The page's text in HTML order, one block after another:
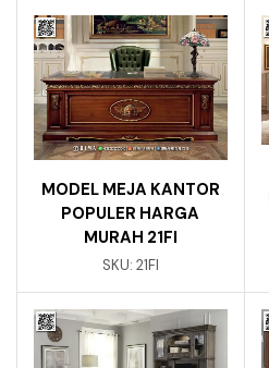
MODEL MEJA KANTOR
POPULER HARGA
MURAH 21FI
SKU: 21FI